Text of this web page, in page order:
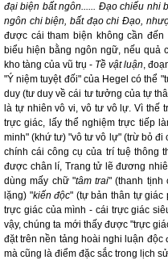
đại biện bất ngôn...... Đạo chiếu nhi
ngôn chi biện, bất đạo chi Đạo,
được cái tham biện không cần
biểu hiện bằng ngôn ngữ, nếu quả
kho tàng của vũ trụ - Tề vật luận,
"Ý niệm tuyệt đối" của Hegel có thể
duy (tư duy về cái tư tưởng của tự
là tự nhiên vô vi, vô tư vô lự. Vì thế
trực giác, lấy thể nghiệm trực tiếp
minh" (khứ tư) "vô tư vô lự" (trừ bỏ đi
chính cái công cụ của trí tuệ thông
được chân lí, Trang tử lẽ đương
dùng mấy chữ "tâm trai" (thanh tịnh
lặng) "kiến độc" (tự bản thân tự giác
trực giác của mình - cái trực giác
vậy, chúng ta mới thấy được "trực
đặt trên nền tảng hoài nghi luận
mà cũng là điểm đặc sắc trong lịch